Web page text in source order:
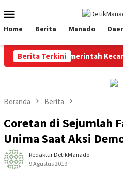
ke
kontenMobile
Home Berita Manado
Berita Terkini
Pemerintah Kecamatan
Beranda Berita
Coretan di Sejumlah
Unima Saat Aksi
Redaktur DetikManado
9 Agustus 2019